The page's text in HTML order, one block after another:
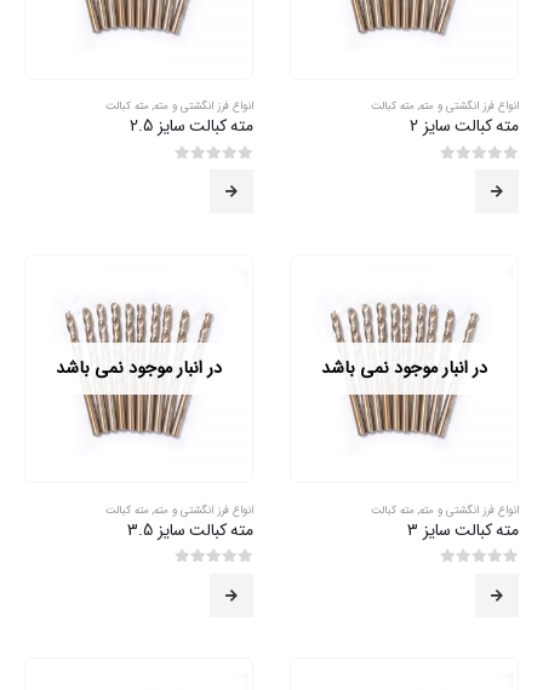
انواع فرز انگشتی و مته, مته کبالت
مته کبالت سایز 2
انواع فرز انگشتی و مته, مته کبالت
مته کبالت سایز 2.5
در انبار موجود نمی باشد
انواع فرز انگشتی و مته, مته کبالت
مته کبالت سایز 3
در انبار موجود نمی باشد
انواع فرز انگشتی و مته, مته کبالت
مته کبالت سایز 3.5